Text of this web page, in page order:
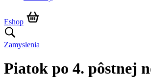
Eshop
Zamyslenia
Piatok po 4. pôstnej